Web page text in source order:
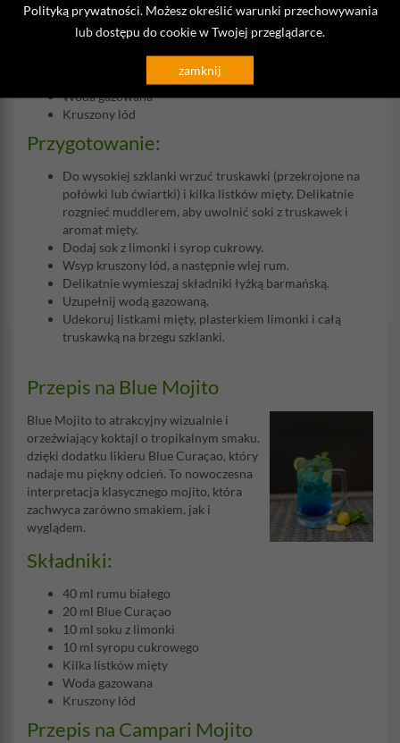
Polityką prywatności. Możesz określić warunki przechowywania
lub dostępu do cookie w Twojej przeglądarce.
zamknij
40 ml rumu białego
4-5 świeżych truskawek
10 ml soku z limonki
10 ml syropu cukrowego
Woda gazowana
Kruszony lód
Przygotowanie:
Do wysokiej szklanki wrzuć truskawki (przekrojone na
połówki lub ćwiartki) i kilka listków mięty. Delikatnie
rozgnieć muddlerem, aby uwolnić soki z truskawek i
aromat mięty.
Dodaj sok z limonki i syrop cukrowy.
Wsyp kruszony lód, a następnie wlej rum.
Delikatnie wymieszaj składniki łyżką barmańską.
Uzupełnij wodą gazowaną.
Udekoruj listkami mięty, plasterkiem limonki i całą
truskawką na brzegu szklanki.
Przepis na Blue Mojito
Blue Mojito to atrakcyjny wizualnie i
orzeźwiający koktajl o tropikalnym smaku,
dzięki dodatku likieru Blue Curaçao, który
nadaje mu piękny odcień. To nowoczesna
interpretacja klasycznego mojito, która
zachwyca zarówno smakiem, jak i
wyglądem.
Składniki:
40 ml rumu białego
20 ml Blue Curaçao
10 ml soku z limonki
10 ml syropu cukrowego
Kilka listków mięty
Woda gazowana
Kruszony lód
Przepis na Campari Mojito